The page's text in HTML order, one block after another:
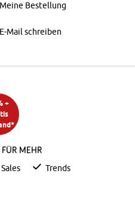
Meine Bestellung
E-Mail schreiben
+
für mehr
Sales Trends